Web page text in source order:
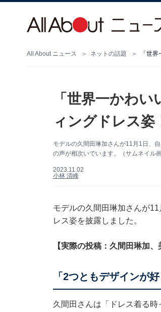
All About ニュース ネットの話題
「世界一かわ
ィングドレス姿
モデルの久間田琳加さんが11月1日、
の声が相次いでいます。（サムネイル
2023.11.02
小林 清峰
モデルの久間田琳加さんが
レス姿を披露しました。
【実際の投稿：久間田琳加
「2つともデザインが好
久間田さんは「ドレス着る